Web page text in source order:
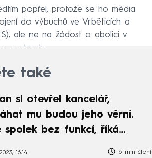
popřel, protože se ho média
do výbuchů ve Vrběticích a
ale ne na žádost o abolici v
podvodu.
také
si otevřel kancelář,
mu budou jeho věrní.
spolek bez funkcí, říká
16:14 6 min čtení